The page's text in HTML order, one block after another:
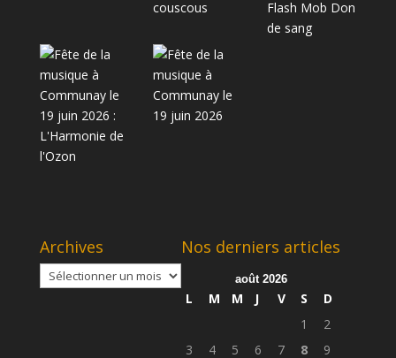
Archives
Archives
Nos derniers articles
août 2026
L M M J V S
D
1
2
3
4 5 6 7 8 9